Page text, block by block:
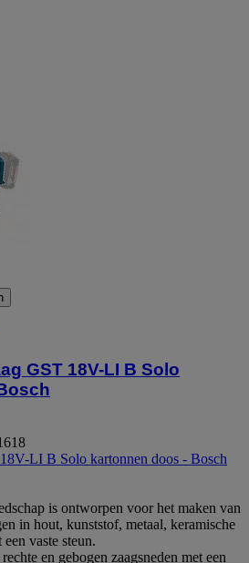
GST 18V-LI B Solo
LI B Solo kartonnen doos - Bosch
is ontworpen voor het maken van
in hout, kunststof, metaal, keramische
vaste steun.
en gebogen zaagsneden met een